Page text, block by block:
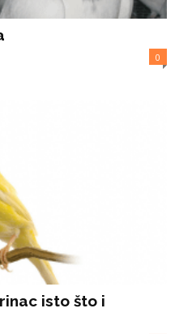
0
isto što i